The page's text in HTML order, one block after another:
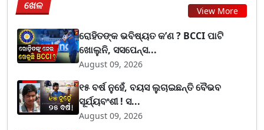
ଖେଳ View More
ରୋହିତଙ୍କ ଭବିଷ୍ୟତ କ’ଣ ? BCCI ପାଟି
ଖୋଲୁନି, ସସପେନ୍ସ...
August 09, 2026
୧୫ ବର୍ଷ ନୁହେଁ, ବୟସ ଲୁଚାଇଛନ୍ତି ବୈଭବ
ସୂର୍ଯ୍ୟବଂଶୀ ! ସ...
August 09, 2026